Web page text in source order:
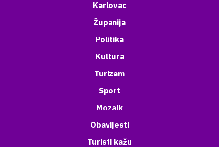
Karlovac
Županija
Politika
Kultura
Turizam
Sport
Mozaik
Obavijesti
Turisti kažu